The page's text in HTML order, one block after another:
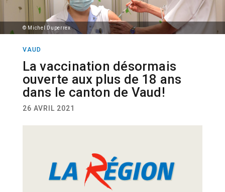
© Michel Duperrex
VAUD
La vaccination désormais
ouverte aux plus de 18 ans
dans le canton de Vaud!
26 AVRIL 2021